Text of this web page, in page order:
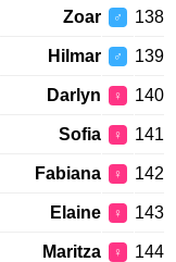
138
♂
Zoar
139
♂
Hilmar
140
♀
Darlyn
141
♀
Sofia
142
♀
Fabiana
143
♀
Elaine
144
♀
Maritza